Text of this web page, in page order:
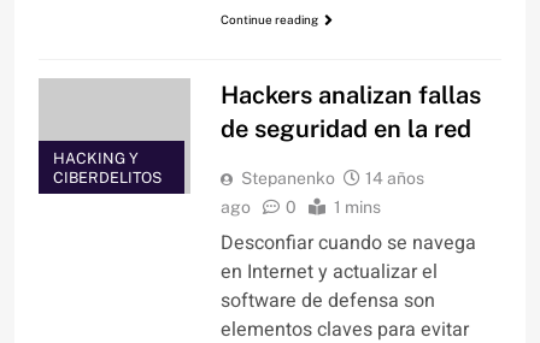
Continue reading
HACKING Y
CIBERDELITOS
Hackers analizan fallas
de seguridad en la red
Stepanenko
14 años
ago
0 1 mins
Desconfiar cuando se navega
en Internet y actualizar el
software de defensa son
elementos claves para evitar